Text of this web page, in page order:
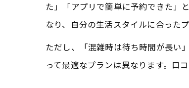
た」「アプリで簡単に予約できた」
なり、自分の生活スタイルに合った
ただし、「混雑時は待ち時間が長い
って最適なプランは異なります。口